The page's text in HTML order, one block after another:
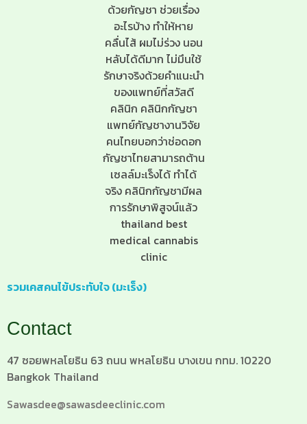
รวมเคสคนไข้ประทับใจ (มะเร็ง)
Contact
47 ซอยพหลโยธิน 63 ถนน พหลโยธิน บางเขน กทม. 10220
Bangkok Thailand
Sawasdee@sawasdeeclinic.com